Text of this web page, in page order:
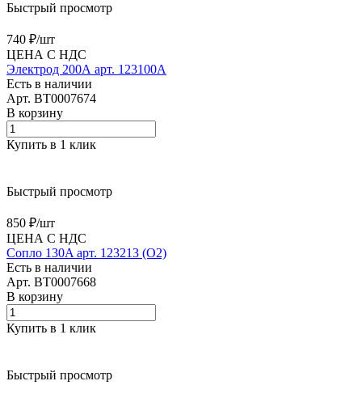
Быстрый просмотр
740 ₽/шт
ЦЕНА С НДС
Электрод 200А арт. 123100А
Есть в наличии
Арт. BT0007674
В корзину
Купить в 1 клик
Быстрый просмотр
850 ₽/шт
ЦЕНА С НДС
Сопло 130A арт. 123213 (O2)
Есть в наличии
Арт. BT0007668
В корзину
Купить в 1 клик
Быстрый просмотр